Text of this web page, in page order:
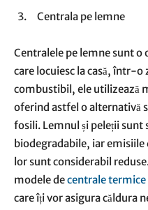
Centrala pe lemne
Centralele pe lemne sunt o
care locuiesc la casă, într-
combustibil, ele utilizează
oferind astfel o alternativă
fosili. Lemnul și peleții sunt
biodegradabile, iar emisiile
lor sunt considerabil
modele decentrale
care îți vor asigura căldura